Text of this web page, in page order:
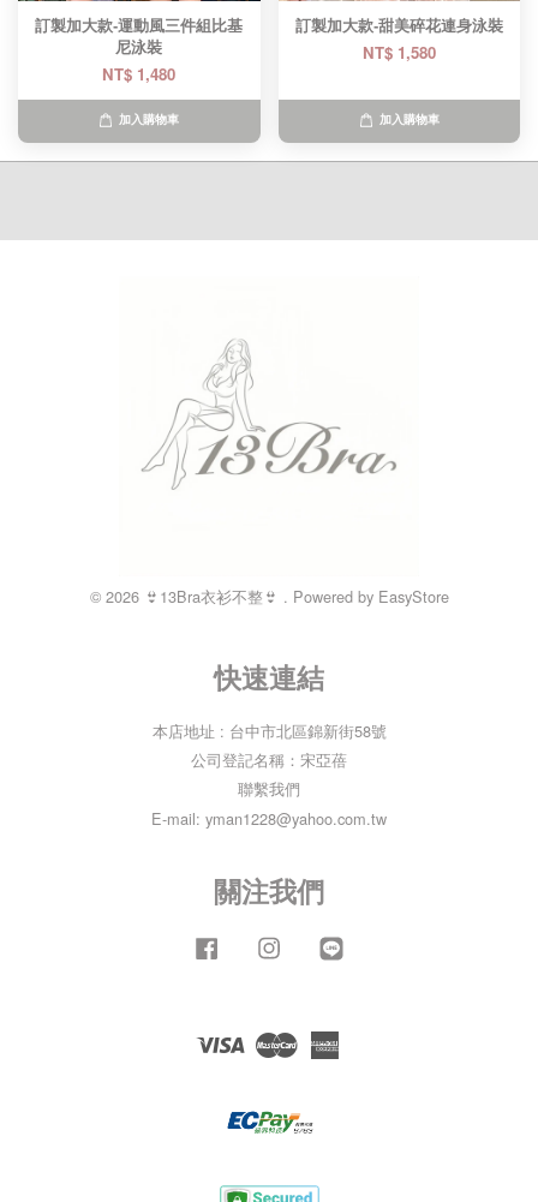
訂製加大款-運動風三件組比基
尼泳裝
NT$ 1,480
加入購物車
訂製加大款-甜美碎花連身泳裝
NT$ 1,580
加入購物車
© 2026 👙13Bra衣衫不整👙 . Powered by EasyStore
快速連結
本店地址 : 台中市北區錦新街58號
公司登記名稱：宋亞蓓
聯繫我們
E-mail: yman1228@yahoo.com.tw
關注我們
Facebook Instagram
Visa Master